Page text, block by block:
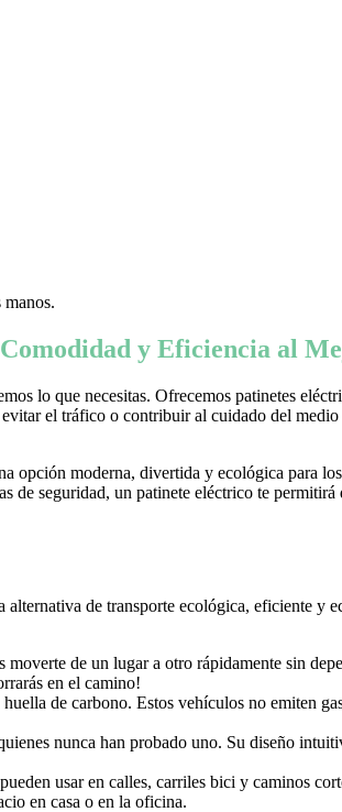
y Eficiencia al
lo que necesitas. Ofrecemos patinetes
el tráfico o contribuir al cuidado del
opción moderna, divertida y ecológica para
seguridad, un patinete eléctrico te
de transporte ecológica, eficiente y
de un lugar a otro rápidamente sin
en el camino!
de carbono. Estos vehículos no emiten
nunca han probado uno. Su diseño
usar en calles, carriles bici y caminos
en casa o en la oficina.